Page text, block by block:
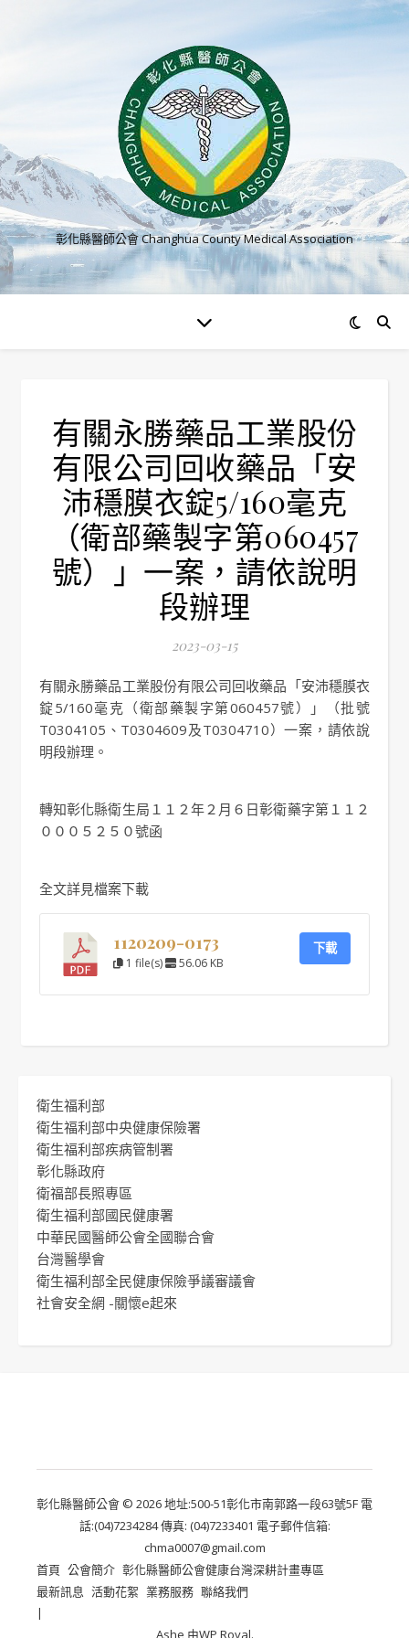
彰化縣醫師公會 Changhua County Medical Association
有關永勝藥品工業股份
有限公司回收藥品「安
沛穩膜衣錠5/160毫克
（衛部藥製字第060457
號）」一案，請依說明
段辦理
2023-03-15
有關永勝藥品工業股份有限公司回收藥品「安沛穩膜衣
錠5/160毫克（衛部藥製字第060457號）」（批號
T0304105、T0304609及T0304710）一案，請依說
明段辦理。
轉知彰化縣衛生局１１２年２月６日彰衛藥字第１１２
０００５２５０號函
全文詳見檔案下載
1120209-0173
1 file(s) 56.06 KB
下載
衛生福利部
衛生福利部中央健康保險署
衛生福利部疾病管制署
彰化縣政府
衛福部長照專區
衛生福利部國民健康署
中華民國醫師公會全國聯合會
台灣醫學會
衛生福利部全民健康保險爭議審議會
社會安全網 -關懷e起來
彰化縣醫師公會 © 2026 地址:500-51彰化市南郭路一段63號5F 電
話:(04)7234284 傳真: (04)7233401 電子郵件信箱:
chma0007@gmail.com
首頁 公會簡介 彰化縣醫師公會健康台灣深耕計畫專區
最新訊息 活動花絮 業務服務 聯絡我們
Ashe 由WP Royal.